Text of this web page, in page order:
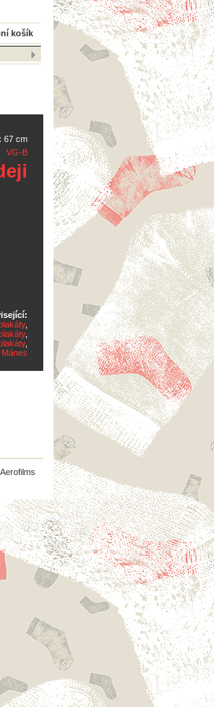
košík
67 cm
VG-B
,
,
,
Aerofilms